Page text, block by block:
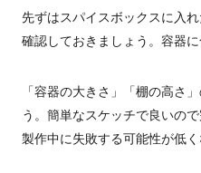
先ずはスパイスボックスに入
確認しておきましょう。容器
「容器の大きさ」「棚の高さ
う。簡単なスケッチで良いの
製作中に失敗する可能性が低く